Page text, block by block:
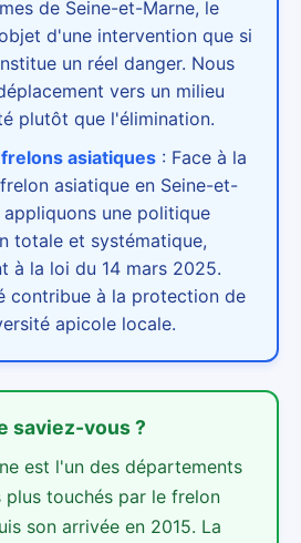
de Seine-et-Marne, le
d'une intervention que si
un réel danger. Nous
vers un milieu
plutôt que l'élimination.
asiatiques : Face à la
asiatique en Seine-et-
appliquons une politique
totale et systématique,
à la loi du 14 mars 2025.
contribue à la protection de
apicole locale.
saviez-vous ?
est l'un des départements
plus touchés par le frelon
son arrivée en 2015. La